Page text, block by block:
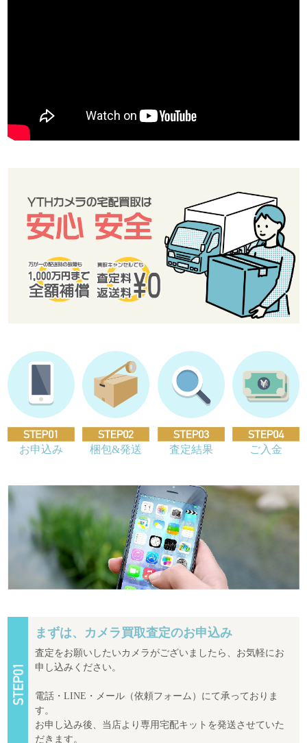
お申込み 梱包&発送 査定結果 ご入金
まずは、カメラ買取査定のお申込み
査定をお願いしたいカメラがございましたら、お気軽にお
申し込みください。
電話・LINE・メール（依頼フォーム）にて承っておりま
す。
お申し込み後、当店より専用宅配キットを発送させていた
だきます。